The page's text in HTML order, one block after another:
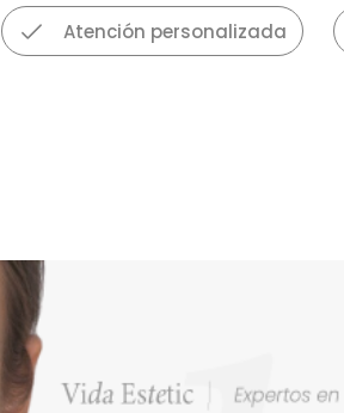
Atención personalizada